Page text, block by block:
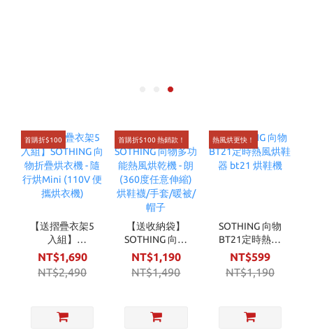
首購折$100
【送摺疊衣架5
入組】
SOTHING 向物
折疊烘衣機 - 隨
行烘Mini (110V
NT$1,690
NT$2,490
首購折$100 熱銷款！
【送收納袋】
SOTHING 向物
多功能熱風烘乾
機 - 朗 (360度任
意伸縮) 烘鞋襪/
NT$1,190
NT$1,490
熱風烘更快！
SOTHING 向物
BT21定時熱風
烘鞋器 bt21 烘
鞋機
NT$599
NT$1,190